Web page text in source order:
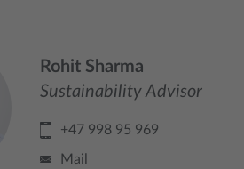
Rohit Sharma
Sustainability Advisor
+47 998 95 969
Mail